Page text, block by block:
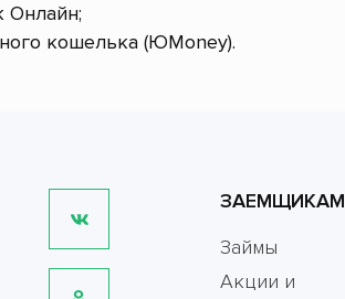
Онлайн;
кошелька (ЮMoney).
ЗАЕМЩИКАМ
Займы
Акции и